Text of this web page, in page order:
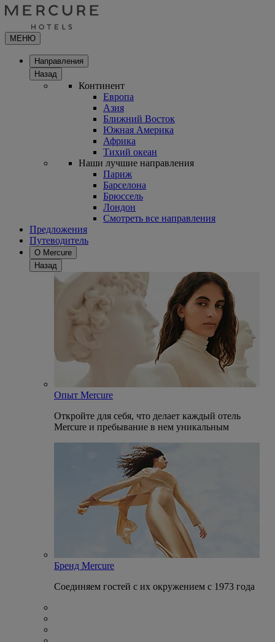
МЕНЮ
Направления
Назад
Континент
Европа
Азия
Ближний Восток
Южная Америка
Африка
Тихий океан
Наши лучшие направления
Париж
Барселона
Брюссель
Лондон
Смотреть все направления
Предложения
Путеводитель
О Mercure
Назад
Опыт Mercure
Откройте для себя, что делает каждый отель
Mercure и пребывание в нем уникальным
Бренд Mercure
Соединяем гостей с их окружением с 1973 года